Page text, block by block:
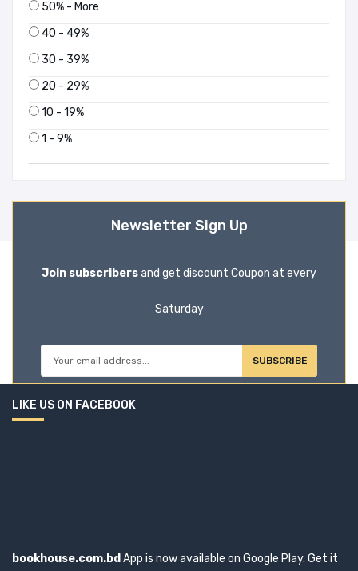
50% - More
40 - 49%
30 - 39%
20 - 29%
10 - 19%
1 - 9%
Newsletter Sign Up
Join subscribersand get discount Coupon at every
Saturday
SUBSCRIBE
LIKE US ON FACEBOOK
bookhouse.com.bd App is now available on Google Play. Get it